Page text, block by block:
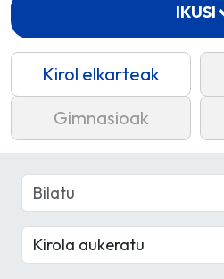
Kirol elkarteak
Gimnasioak
IKUSI